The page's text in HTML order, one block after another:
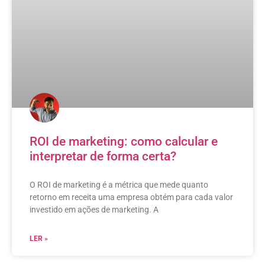
ROI de marketing: como calcular e
interpretar de forma certa?
O ROI de marketing é a métrica que mede quanto
retorno em receita uma empresa obtém para cada valor
investido em ações de marketing. A
LER »